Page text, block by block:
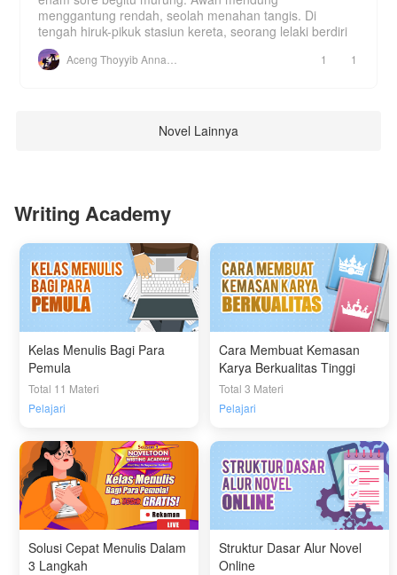
menggantung rendah, seolah menahan tangis. Di
tengah hiruk-pikuk stasiun kereta, seorang lelaki berdiri
1 1
Novel Lainnya
Writing Academy
Kelas Menulis Bagi Para
Pemula
Total 11 Materi
Pelajari
Cara Membuat Kemasan
Karya Berkualitas Tinggi
Total 3 Materi
Pelajari
Solusi Cepat Menulis Dalam
3 Langkah
Struktur Dasar Alur Novel
Online